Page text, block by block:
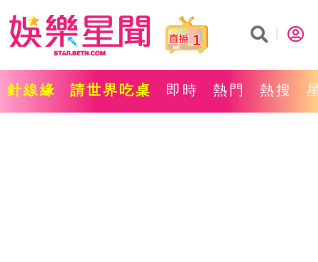
1
針線緣 請世界吃桌 即時 熱門 熱搜